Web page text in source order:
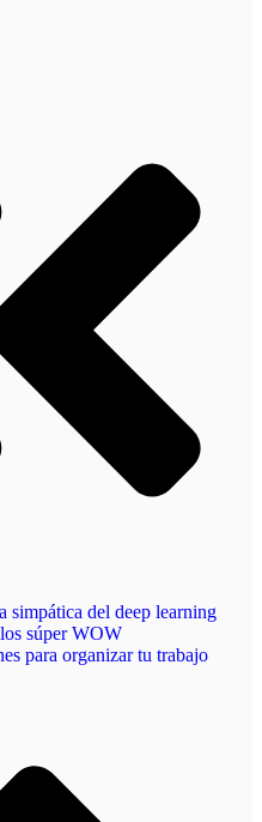
simpática del deep learning
súper WOW
para organizar tu trabajo